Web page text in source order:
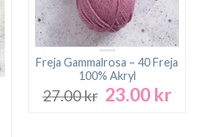
Freja Gammalrosa – 40 Freja
100% Akryl
27.00kr Det
23.00 krDet